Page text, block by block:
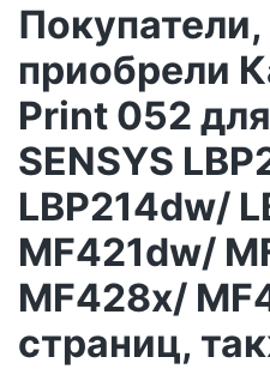
приобрели
Print 052
SENSYS
LBP214dw/
MF421dw/
MF428x/
страниц,